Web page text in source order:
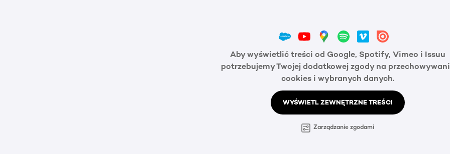
Aby wyświetlić treści od Google, Spotify, Vimeo i Issuu
potrzebujemy Twojej dodatkowej zgody na
cookies i wybranych danych.
WYŚWIETL ZEWNĘTRZNE TREŚCI
Zarządzanie zgodami